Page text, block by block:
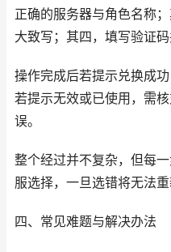
正确的服务器与角色名称
大致写；其四，填写验证码
操作完成后若提示兑换成
若提示无效或已使用，需
误。
整个经过并不复杂，但每
服选择，一旦选错将无法重
四、常见难题与解决办法